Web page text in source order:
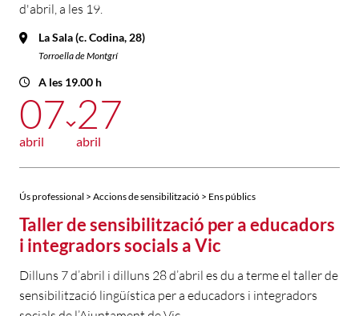
d'abril, a les 19.
La Sala (c. Codina, 28)
Torroella de Montgrí
A les 19.00 h
07
abril
27
abril
Ús professional > Accions de sensibilització > Ens públics
Taller de sensibilització per a educadors
i integradors socials a Vic
Dilluns 7 d’abril i dilluns 28 d’abril es du a terme el taller de
sensibilització lingüística per a educadors i integradors